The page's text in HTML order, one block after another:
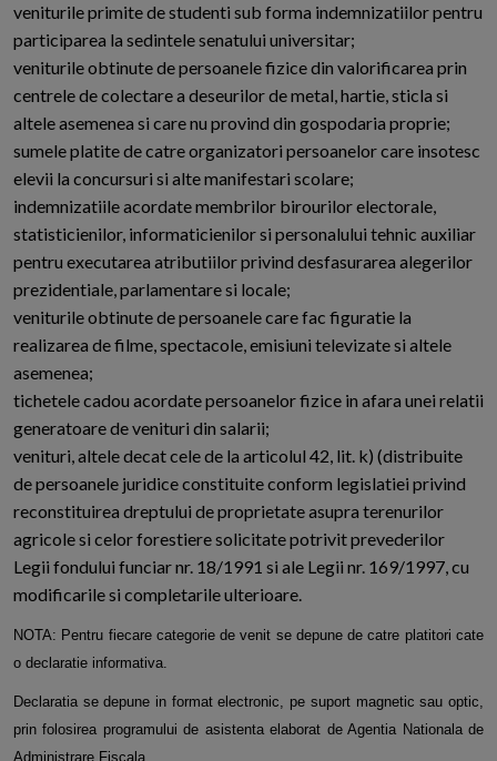
veniturile primite de studenti sub forma indemnizatiilor pentru
participarea la sedintele senatului universitar;
veniturile obtinute de persoanele fizice din valorificarea prin
centrele de colectare a deseurilor de metal, hartie, sticla si
altele asemenea si care nu provind din gospodaria proprie;
sumele platite de catre organizatori persoanelor care insotesc
elevii la concursuri si alte manifestari scolare;
indemnizatiile acordate membrilor birourilor electorale,
statisticienilor, informaticienilor si personalului tehnic auxiliar
pentru executarea atributiilor privind desfasurarea alegerilor
prezidentiale, parlamentare si locale;
veniturile obtinute de persoanele care fac figuratie la
realizarea de filme, spectacole, emisiuni televizate si altele
asemenea;
tichetele cadou acordate persoanelor fizice in afara unei relatii
generatoare de venituri din salarii;
venituri, altele decat cele de la articolul 42, lit. k) (distribuite
de persoanele juridice constituite conform legislatiei privind
reconstituirea dreptului de proprietate asupra terenurilor
agricole si celor forestiere solicitate potrivit prevederilor
Legii fondului funciar nr. 18/1991 si ale Legii nr. 169/1997, cu
modificarile si completarile ulterioare.
NOTA: Pentru fiecare categorie de venit se depune de catre platitori cate
o declaratie informativa.
Declaratia se depune in format electronic, pe suport magnetic sau optic,
prin folosirea programului de asistenta elaborat de Agentia Nationala de
Administrare Fiscala.